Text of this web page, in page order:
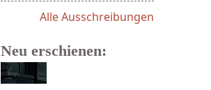
Alle Ausschreibungen
Neu erschienen: